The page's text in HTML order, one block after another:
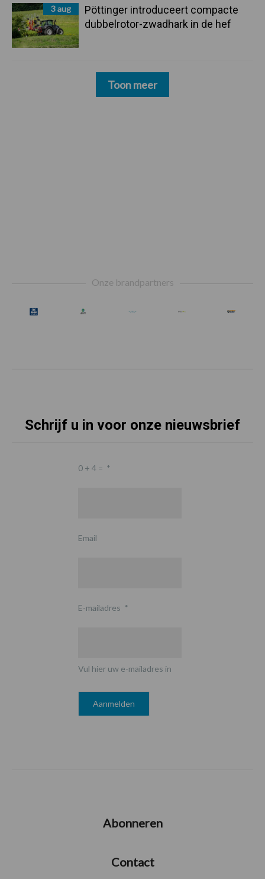
3 aug
Pöttinger introduceert compacte
dubbelrotor-zwadhark in de hef
Toon meer
Onze brandpartners
Schrijf u in voor onze nieuwsbrief
0 + 4 = *
Email
E-mailadres *
Vul hier uw e-mailadres in
Abonneren
Contact